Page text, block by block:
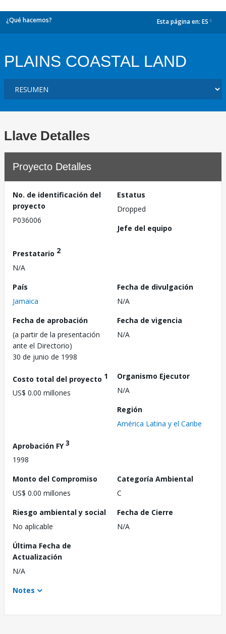
¿Qué hacemos? Esta página en: ES
PLAINS COASTAL LAND
Llave Detalles
Proyecto Detalles
No. de identificación del
proyecto
P036006
Estatus
Dropped
Jefe del equipo
Prestatario 2
N/A
País
Jamaica
Fecha de divulgación
N/A
Fecha de aprobación
(a partir de la presentación
ante el Directorio)
30 de junio de 1998
Fecha de vigencia
N/A
Costo total del proyecto 1
US$ 0.00 millones
Organismo Ejecutor
N/A
Región
América Latina y el Caribe
Aprobación FY3
1998
Monto del Compromiso
US$ 0.00 millones
Categoría Ambiental
C
Riesgo ambiental y social
No aplicable
Fecha de Cierre
N/A
Última Fecha de
Actualización
N/A
Notes